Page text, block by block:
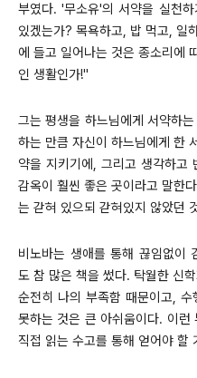
부였다. '무소유'의 서약을 실천
있겠는가? 목욕하고, 밥 먹고, 일
에 들고 일어나는 것은 종소리에
인 생활인가!"
그는 평생을 하느님에게 서약하
하는 만큼 자신이 하느님에게 한
약을 지키기에, 그리고 생각하고
감옥이 훨씬 좋은 곳이라고 말한
는 갇혀 있으되 갇혀있지 않았던
비노바는 생애를 통해 끊임없이
도 참 많은 책을 썼다. 탁월한 신
순전히 나의 부족함 때문이고,
못하는 것은 큰 아쉬움이다. 이
직접 읽는 수고를 통해 얻어야 할